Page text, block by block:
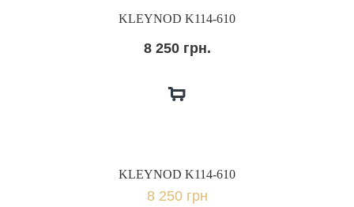
KLEYNOD K114-610
8 250 грн.
KLEYNOD K114-610
8 250 грн